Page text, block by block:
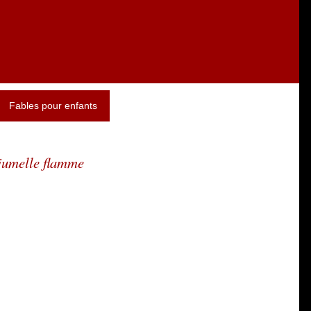
Fables pour enfants
flamme